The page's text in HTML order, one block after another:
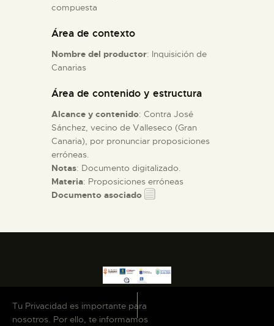
COLECCIONES
compuesta
Área de contexto
Nombre del productor: Inquisición de
Canarias
Área de contenido y estructura
Alcance y contenido: Contra José
Sánchez, vecino de Valleseco (Gran
Canaria), por pronunciar proposiciones
erróneas.
Notas: Documento digitalizado.
Materia: Proposiciones erróneas
Documento asociado
Tu Privacidad es importante para
nosotros. Por ello, te informamos